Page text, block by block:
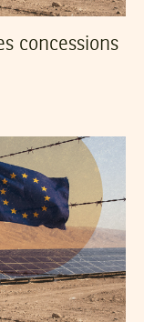
concessions